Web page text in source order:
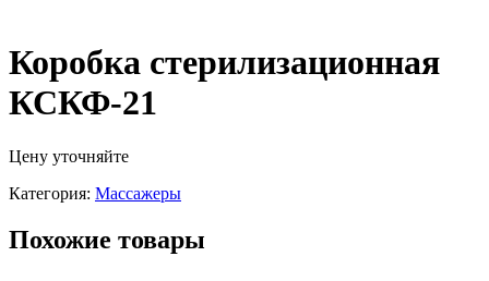
Коробка стерилизационная
КСКФ-21
Цену уточняйте
Категория: Массажеры
Похожие товары